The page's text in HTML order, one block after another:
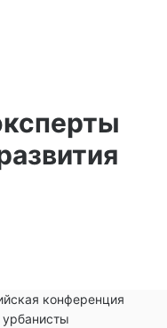
конференция